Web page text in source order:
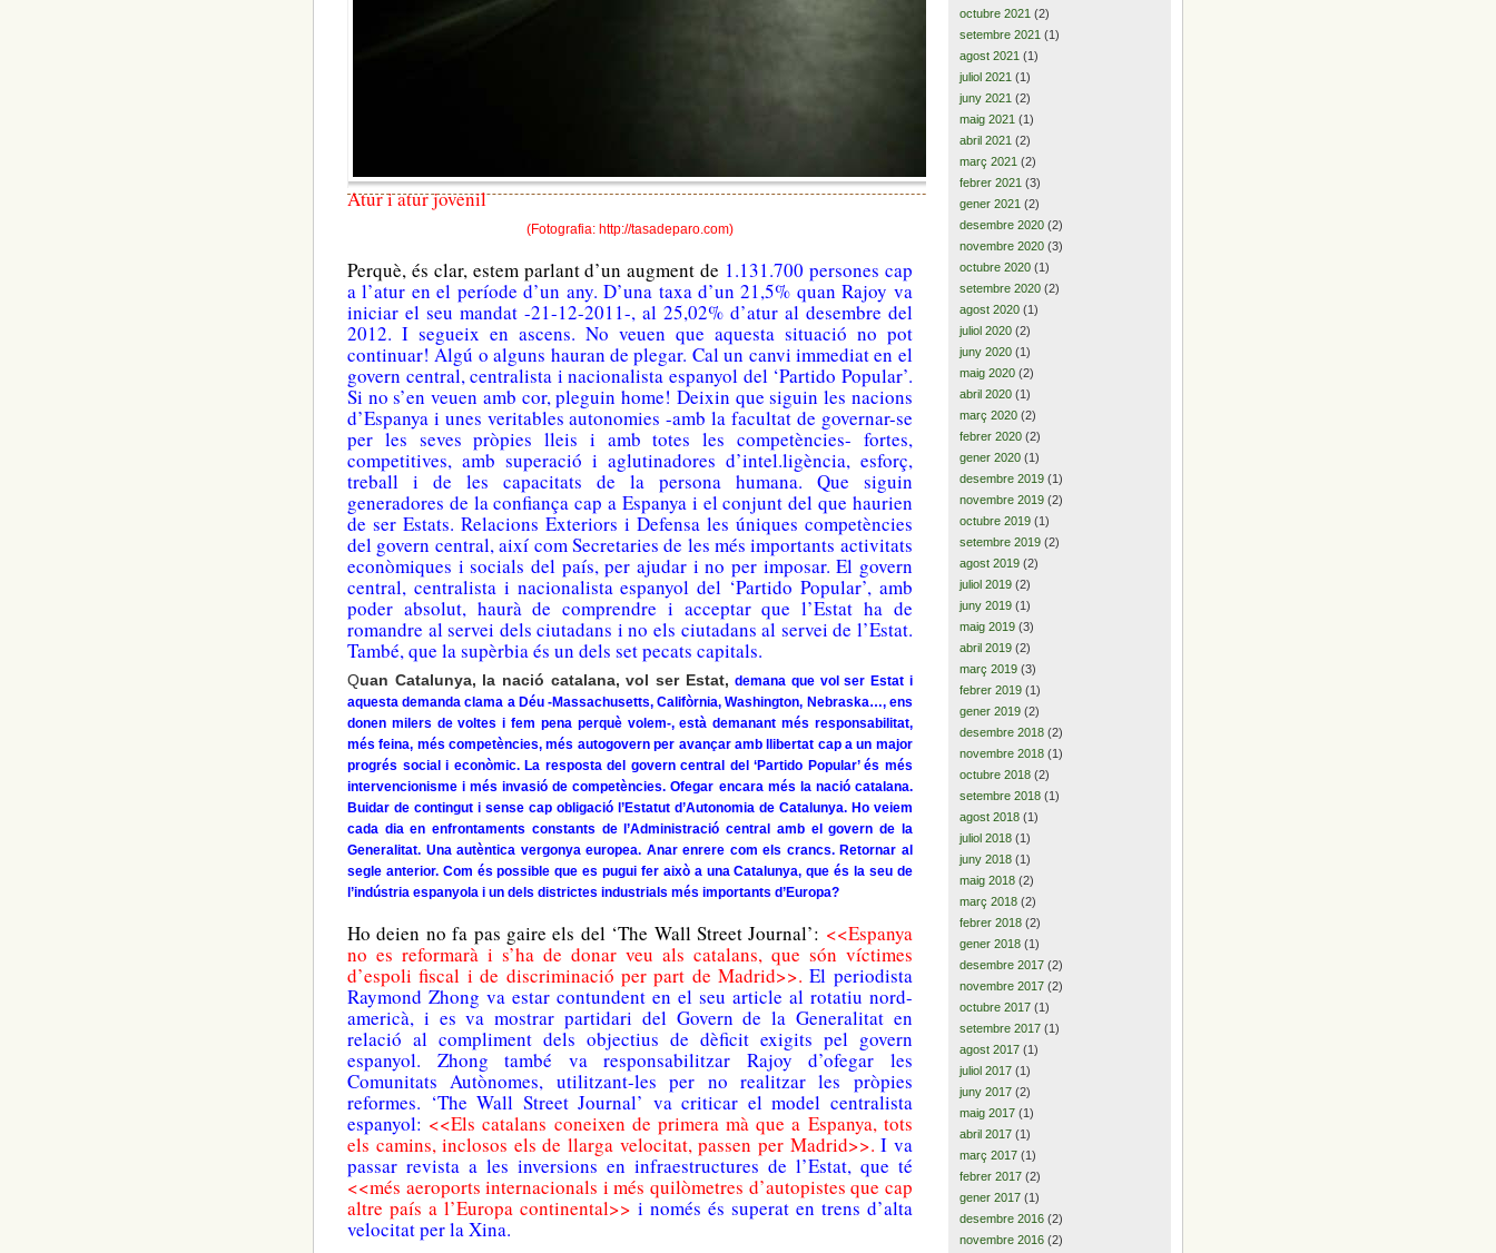
Atur i atur jovenil
(Fotografia: http://tasadeparo.com)
Perquè, és clar, estem parlant d’un augment de 1.131.700 persones cap
a l’atur en el període d’un any. D’una taxa d’un 21,5% quan Rajoy va
iniciar el seu mandat -21-12-2011-, al 25,02% d’atur al desembre del
2012. I segueix en ascens. No veuen que aquesta situació no pot
continuar! Algú o alguns hauran de plegar. Cal un canvi immediat en el
govern central, centralista i nacionalista espanyol del ‘Partido Popular’.
Si no s’en veuen amb cor, pleguin home! Deixin que siguin les nacions
d’Espanya i unes veritables autonomies -amb la facultat de governar-se
per les seves pròpies lleis i amb totes les competències- fortes,
competitives, amb superació i aglutinadores d’intel.ligència, esforç,
treball i de les capacitats de la persona humana. Que siguin
generadores de la confiança cap a Espanya i el conjunt del que haurien
de ser Estats. Relacions Exteriors i Defensa les úniques competències
del govern central, així com Secretaries de les més importants activitats
econòmiques i socials del país, per ajudar i no per imposar. El govern
central, centralista i nacionalista espanyol del ‘Partido Popular’, amb
poder absolut, haurà de comprendre i acceptar que l’Estat ha de
romandre al servei dels ciutadans i no els ciutadans al servei de l’Estat.
També, que la supèrbia és un dels set pecats capitals.
Quan Catalunya, la nació catalana, vol ser Estat,demana que vol ser Estat i
aquesta demanda clama a Déu -Massachusetts, Califòrnia, Washington, Nebraska…, ens
donen milers de voltes i fem pena perquè volem-, està demanant més responsabilitat,
més feina, més competències, més autogovern per avançar amb llibertat cap a un major
progrés social i econòmic. La resposta del govern central del ‘Partido Popular’ és més
intervencionisme i més invasió de competències. Ofegar encara més la nació catalana.
Buidar de contingut i sense cap obligació l’Estatut d’Autonomia de Catalunya. Ho veiem
cada dia en enfrontaments constants de l’Administració central amb el govern de la
Generalitat. Una autèntica vergonya europea. Anar enrere com els crancs. Retornar al
segle anterior. Com és possible que es pugui fer això a una Catalunya, que és la seu de
l’indústria espanyola i un dels districtes industrials més importants d’Europa?
Ho deien no fa pas gaire els del ‘The Wall Street Journal’: <<Espanya
no es reformarà i s’ha de donar veu als catalans, que són víctimes
d’espoli fiscal i de discriminació per part de Madrid>>.El periodista
Raymond Zhong va estar contundent en el seu article al rotatiu nord-
americà, i es va mostrar partidari del Govern de la Generalitat en
relació al compliment dels objectius de dèficit exigits pel govern
espanyol. Zhong també va responsabilitzar Rajoy d’ofegar les
Comunitats Autònomes, utilitzant-les per no realitzar les pròpies
reformes. ‘The Wall Street Journal’ va criticar el model centralista
espanyol: <<Els catalans coneixen de primera mà que a Espanya, tots
els camins, inclosos els de llarga velocitat, passen per Madrid>>.I va
passar revista a les inversions en infraestructures de l’Estat, que té
<<més aeroports internacionals i més quilòmetres d’autopistes que cap
altre país a l’Europa continental>> i només és superat en trens d’alta
velocitat per la Xina.
octubre 2021 (2)
setembre 2021 (1)
agost 2021 (1)
juliol 2021 (1)
juny 2021 (2)
maig 2021 (1)
abril 2021 (2)
març 2021 (2)
febrer 2021 (3)
gener 2021 (2)
desembre 2020 (2)
novembre 2020 (3)
octubre 2020 (1)
setembre 2020 (2)
agost 2020 (1)
juliol 2020 (2)
juny 2020 (1)
maig 2020 (2)
abril 2020 (1)
març 2020 (2)
febrer 2020 (2)
gener 2020 (1)
desembre 2019 (1)
novembre 2019 (2)
octubre 2019 (1)
setembre 2019 (2)
agost 2019 (2)
juliol 2019 (2)
juny 2019 (1)
maig 2019 (3)
abril 2019 (2)
març 2019 (3)
febrer 2019 (1)
gener 2019 (2)
desembre 2018 (2)
novembre 2018 (1)
octubre 2018 (2)
setembre 2018 (1)
agost 2018 (1)
juliol 2018 (1)
juny 2018 (1)
maig 2018 (2)
març 2018 (2)
febrer 2018 (2)
gener 2018 (1)
desembre 2017 (2)
novembre 2017 (2)
octubre 2017 (1)
setembre 2017 (1)
agost 2017 (1)
juliol 2017 (1)
juny 2017 (2)
maig 2017 (1)
abril 2017 (1)
març 2017 (1)
febrer 2017 (2)
gener 2017 (1)
desembre 2016 (2)
novembre 2016 (2)